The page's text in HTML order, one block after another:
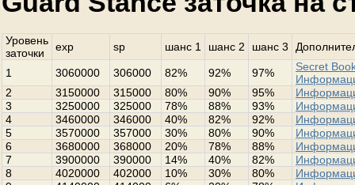
Уровень
заточки
exp sp шанс 1 шанс 2 шанс 3
1 3060000 306000 82% 92% 97%
Secret
2
3150000 315000 80% 90% 95%
3
3250000 325000 78% 88% 93%
4
3460000 346000 40% 82% 92%
5
3570000 357000 30% 80% 90%
6
3680000 368000 20% 78% 88%
7
3900000 390000 14% 40% 82%
8
4020000 402000 10% 30% 80%